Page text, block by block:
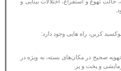
تهوع و استفراغ، اختلالات بینایی و
کربن، راه هایی وجود دارد:
صحیح در مکان‌های بسته، به ویژه در
و پخت و پز.